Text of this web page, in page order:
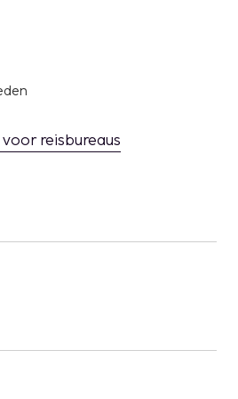
reisbureaus